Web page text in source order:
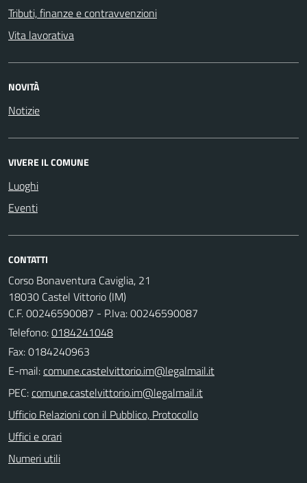
Tributi, finanze e contravvenzioni
Vita lavorativa
NOVITÀ
Notizie
VIVERE IL COMUNE
Luoghi
Eventi
CONTATTI
Corso Bonaventura Caviglia, 21
18030 Castel Vittorio (IM)
C.F. 00246590087 - P.Iva: 00246590087
Telefono:0184241048
Fax: 0184240963
E-mail:
PEC:
Ufficio Relazioni con il Pubblico, Protocollo
Uffici e orari
Numeri utili